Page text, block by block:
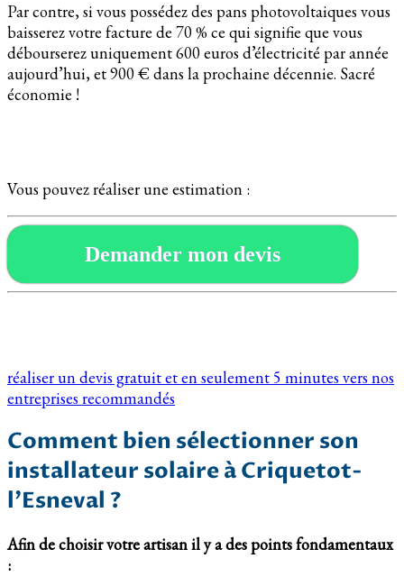
Par contre, si vous possédez des pans photovoltaiques vous
baisserez votre facture de 70 % ce qui signifie que vous
débourserez uniquement 600 euros d’électricité par année
aujourd’hui, et 900 € dans la prochaine décennie. Sacré
économie !
Vous pouvez réaliser une estimation :
Demander mon devis
réaliser un devis gratuit et en seulement 5 minutes vers nos
entreprises recommandés
Comment bien sélectionner son
installateur solaire à Criquetot-
l’Esneval ?
Afin de choisir votre artisan il y a des points fondamentaux
: